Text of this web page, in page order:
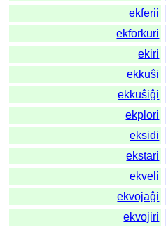
ekferii
ekforkuri
ekiri
ekkuŝi
ekkuŝiĝi
ekplori
eksidi
ekstari
ekveli
ekvojaĝi
ekvojiri